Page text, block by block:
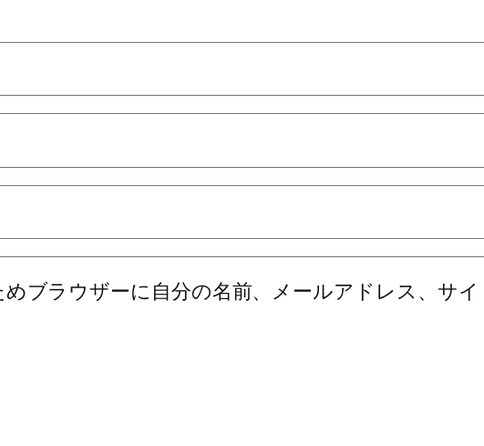
ブラウザーに自分の名前、メールアドレス、サイ